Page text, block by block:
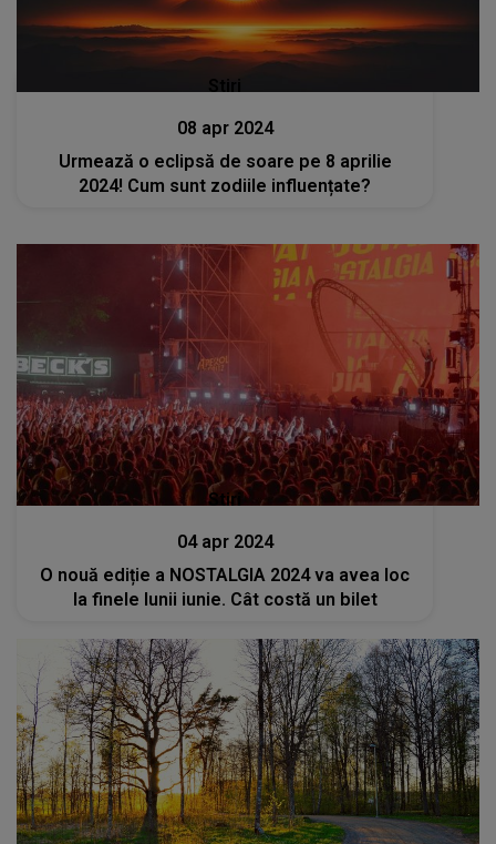
Stiri
08 apr 2024
Urmează o eclipsă de soare pe 8 aprilie
2024! Cum sunt zodiile influențate?
Stiri
04 apr 2024
O nouă ediție a NOSTALGIA 2024 va avea loc
la finele lunii iunie. Cât costă un bilet